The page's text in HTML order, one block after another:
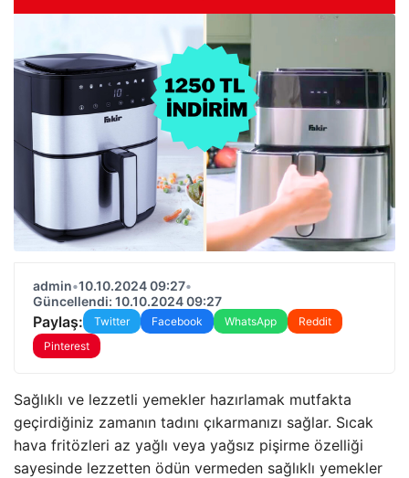
admin•10.10.2024 09:27•
Güncellendi: 10.10.2024 09:27
Paylaş: Twitter Facebook WhatsApp
Reddit
Pinterest
Sağlıklı ve lezzetli yemekler hazırlamak mutfakta
geçirdiğiniz zamanın tadını çıkarmanızı sağlar. Sıcak
hava fritözleri az yağlı veya yağsız pişirme özelliği
sayesinde lezzetten ödün vermeden sağlıklı yemekler